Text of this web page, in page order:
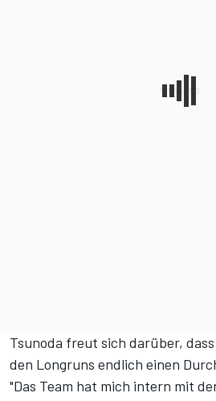
Tsunoda freut sich darüber,
den Longruns endlich einen
"Das Team hat mich intern mit